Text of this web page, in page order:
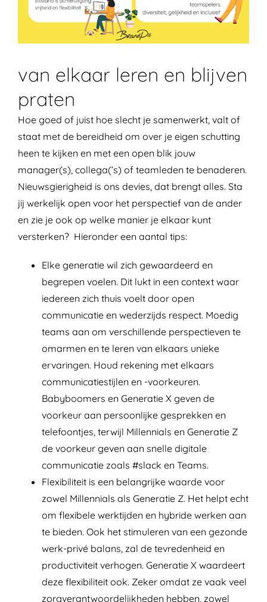
van elkaar leren en blijven
praten
Hoe goed of juist hoe slecht je samenwerkt, valt of
staat met de bereidheid om over je eigen schutting
heen te kijken en met een open blik jouw
manager(s), collega(’s) of teamleden te benaderen.
Nieuwsgierigheid is ons devies, dat brengt alles. Sta
jij werkelijk open voor het perspectief van de ander
en zie je ook op welke manier je elkaar kunt
versterken? Hieronder een aantal tips:
Elke generatie wil zich gewaardeerd en
begrepen voelen. Dit lukt in een context waar
iedereen zich thuis voelt door open
communicatie en wederzijds respect. Moedig
teams aan om verschillende perspectieven te
omarmen en te leren van elkaars unieke
ervaringen. Houd rekening met elkaars
communicatiestijlen en -voorkeuren.
Babyboomers en Generatie X geven de
voorkeur aan persoonlijke gesprekken en
telefoontjes, terwijl Millennials en Generatie Z
de voorkeur geven aan snelle digitale
communicatie zoals #slack en Teams.
Flexibiliteit is een belangrijke waarde voor
zowel Millennials als Generatie Z. Het helpt echt
om flexibele werktijden en hybride werken aan
te bieden. Ook het stimuleren van een gezonde
werk-privé balans, zal de tevredenheid en
productiviteit verhogen. Generatie X waardeert
deze flexibiliteit ook. Zeker omdat ze vaak veel
zorgverantwoordelijkheden hebben, zowel